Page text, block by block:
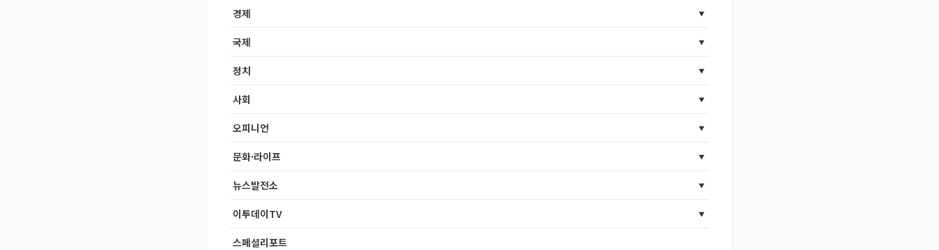
경제
국제
정치
사회
오피니언
문화·라이프
뉴스발전소
이투데이TV
스페셜리포트